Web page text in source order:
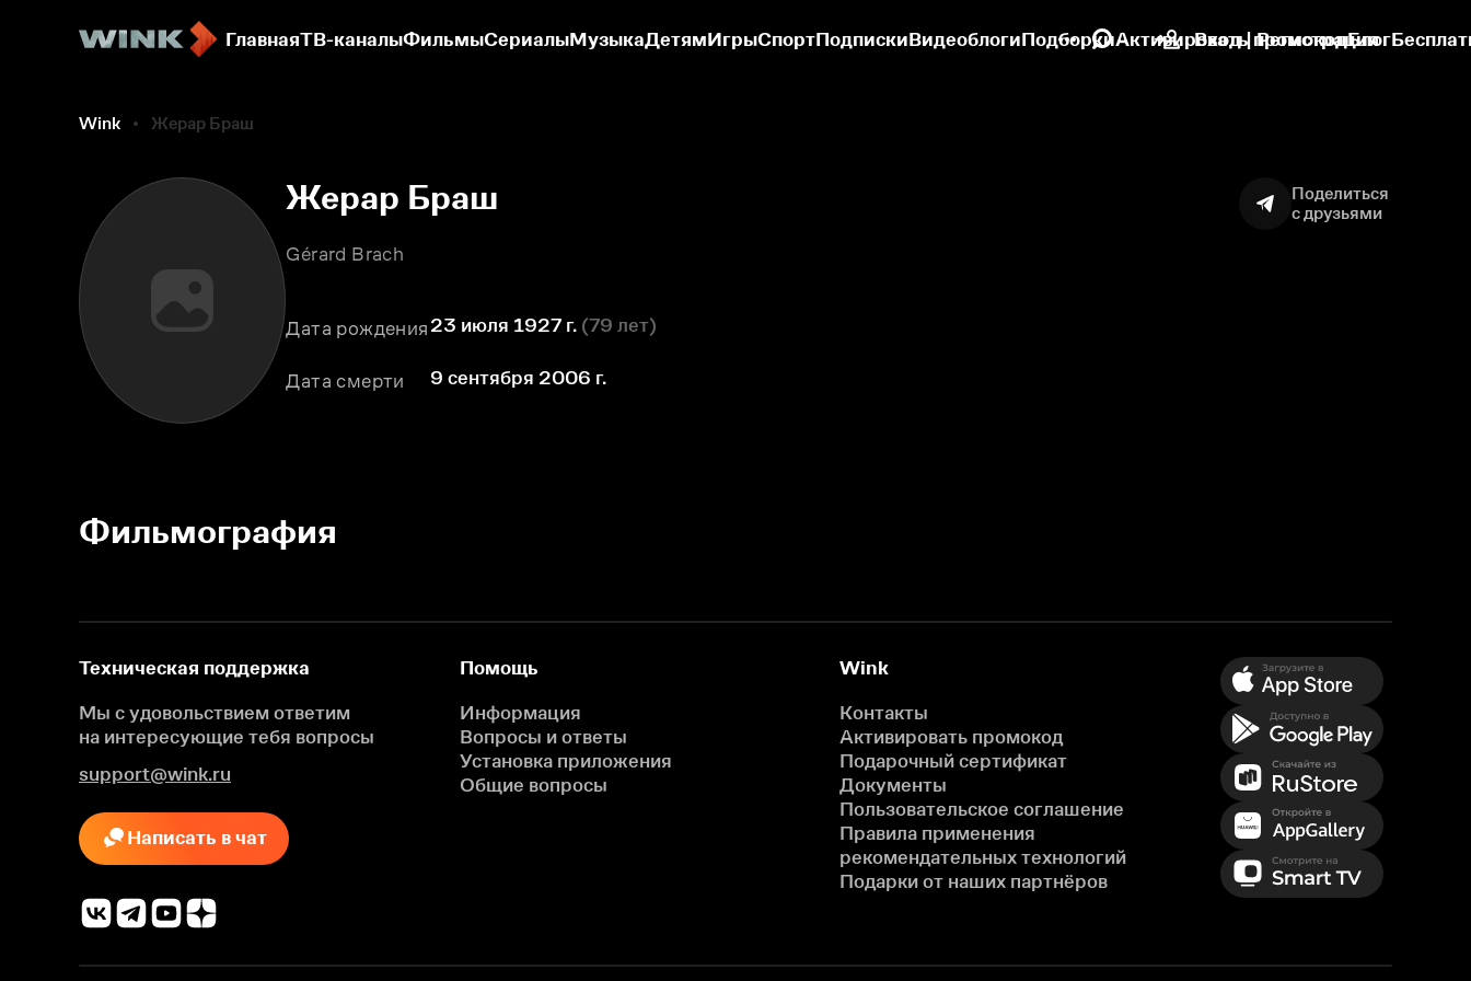
ГлавнаяТВ-каналыФильмыСериалыМузыкаДетямИгрыСпортПодпискиВидеоблогиПодборкиАктивировать промокодБлог
Вход | Регистрация
Wink Жерар Браш
Жерар Браш
Gérard Brach
Поделиться
с друзьями
Дата рождения 23 июля 1927 г. (79 лет)
Дата смерти 9 сентября 2006 г.
Фильмография
Техническая поддержка
Мы с удовольствием ответим
на интересующие тебя вопросы
support@wink.ru
Написать в чат
Помощь
Информация
Вопросы и ответы
Установка приложения
Общие вопросы
Wink
Контакты
Активировать промокод
Подарочный сертификат
Документы
Пользовательское соглашение
Правила применения
рекомендательных технологий
Подарки от наших партнёров